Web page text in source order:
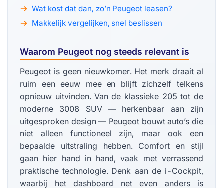
Wat kost dat dan, zo’n Peugeot leasen?
Makkelijk vergelijken, snel beslissen
Waarom Peugeot nog steeds relevant is
Peugeot is geen nieuwkomer. Het merk draait al
ruim een eeuw mee en blijft zichzelf telkens
opnieuw uitvinden. Van de klassieke 205 tot de
moderne 3008 SUV — herkenbaar aan zijn
uitgesproken design — Peugeot bouwt auto’s die
niet alleen functioneel zijn, maar ook een
bepaalde uitstraling hebben. Comfort en stijl
gaan hier hand in hand, vaak met verrassend
praktische technologie. Denk aan de i-Cockpit,
waarbij het dashboard net even anders is